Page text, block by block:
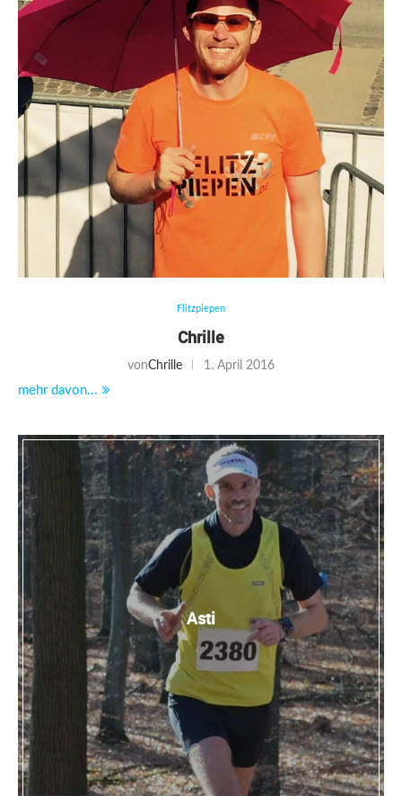
Flitzpiepen
Chrille
vonChrille 1. April 2016
mehr davon...
Asti